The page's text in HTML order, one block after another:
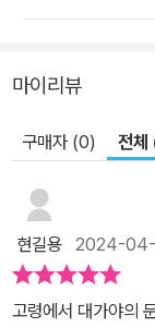
마이리뷰
구매자 (0) 전
현길용 2024-
고령에서 대가야의